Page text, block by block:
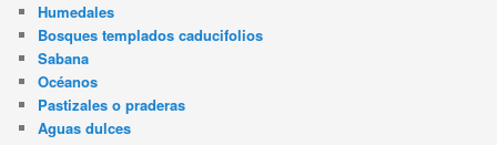
Humedales
Bosques templados caducifolios
Sabana
Océanos
Pastizales o praderas
Aguas dulces